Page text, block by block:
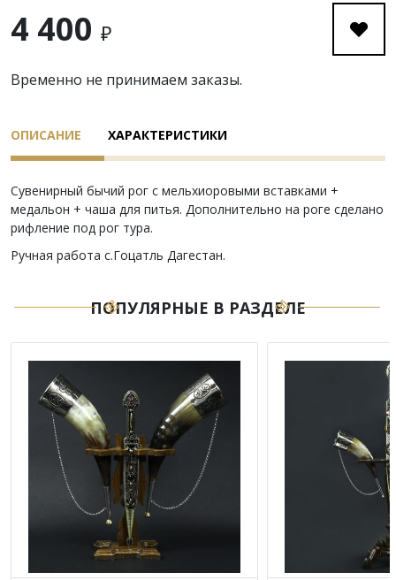
4 400 ₽
Временно не принимаем заказы.
ОПИСАНИЕ ХАРАКТЕРИСТИКИ
Сувенирный бычий рог с мельхиоровыми вставками +
медальон + чаша для питья. Дополнительно на роге сделано
рифление под рог тура.
Ручная работа с.Гоцатль Дагестан.
ПОПУЛЯРНЫЕ В РАЗДЕЛЕ